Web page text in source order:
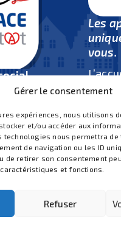
Gérer le consentement
expériences, nous utilisons
et/ou accéder aux
technologies nous permettra de
de navigation ou les ID
de retirer son consentement
et fonctions.
Refuser
81 90
au vendredi
et de 14h à
Les
vous.
ouvert
et de
midi
ni